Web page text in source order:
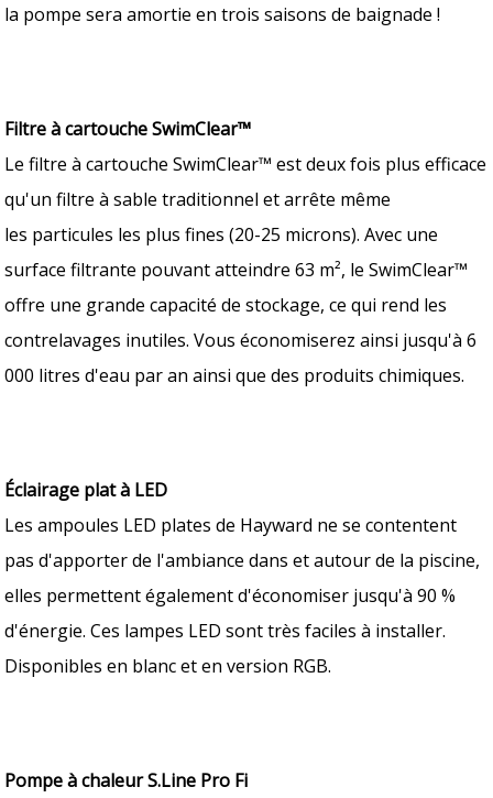
la pompe sera amortie en trois saisons de baignade !
Filtre à cartouche SwimClear™
Le filtre à cartouche SwimClear™ est deux fois plus efficace
qu'un filtre à sable traditionnel et arrête même
les particules les plus fines (20-25 microns). Avec une
surface filtrante pouvant atteindre 63 m², le SwimClear™
offre une grande capacité de stockage, ce qui rend les
contrelavages inutiles. Vous économiserez ainsi jusqu'à 6
000 litres d'eau par an ainsi que des produits chimiques.
Éclairage plat à LED
Les ampoules LED plates de Hayward ne se contentent
pas d'apporter de l'ambiance dans et autour de la piscine,
elles permettent également d'économiser jusqu'à 90 %
d'énergie. Ces lampes LED sont très faciles à installer.
Disponibles en blanc et en version RGB.
Pompe à chaleur S.Line Pro Fi